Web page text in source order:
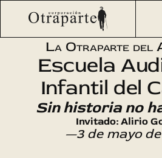
Saltar
contenido
Otraparte.org/Agenda
Audiovisual Infantil
La Otraparte del
Escuela
Infantil del
Sin historia no
Invitado: Alirio
—3 de mayo